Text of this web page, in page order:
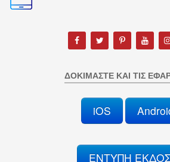
ΔΟΚΙΜΆΣΤΕ ΚΑΙ ΤΙΣ
iOS
ΕΝΤΥΠΗ